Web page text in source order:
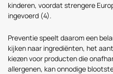
kinderen, voordat strengere
ingevoerd (4).
Preventie speelt daarom een
kijken naar ingrediënten, het
kiezen voor producten die
allergenen, kan onnodige